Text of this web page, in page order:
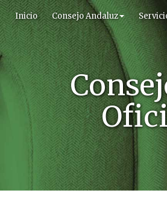
Inicio Consejo Andaluz